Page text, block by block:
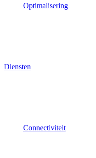
Optimalisering
Diensten
Connectiviteit